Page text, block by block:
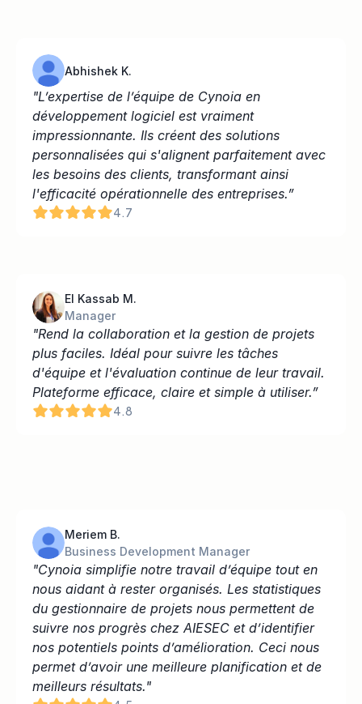
Abhishek K.
"L’expertise de l’équipe de Cynoia en
développement logiciel est vraiment
impressionnante. Ils créent des solutions
personnalisées qui s'alignent parfaitement avec
les besoins des clients, transformant ainsi
l'efficacité opérationnelle des entreprises.”
4.7
El Kassab M.
Manager
"Rend la collaboration et la gestion de projets
plus faciles. Idéal pour suivre les tâches
d'équipe et l'évaluation continue de leur travail.
Plateforme efficace, claire et simple à utiliser.”
4.8
Meriem B.
Business Development Manager
"Cynoia simplifie notre travail d’équipe tout en
nous aidant à rester organisés. Les statistiques
du gestionnaire de projets nous permettent de
suivre nos progrès chez AIESEC et d’identifier
nos potentiels points d’amélioration. Ceci nous
permet d’avoir une meilleure planification et de
meilleurs résultats."